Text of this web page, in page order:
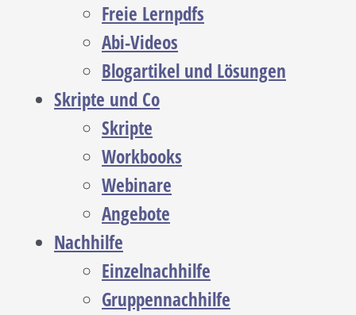
Freie Lernpdfs
Abi-Videos
Blogartikel und Lösungen
Skripte und Co
Skripte
Workbooks
Webinare
Angebote
Nachhilfe
Einzelnachhilfe
Gruppennachhilfe